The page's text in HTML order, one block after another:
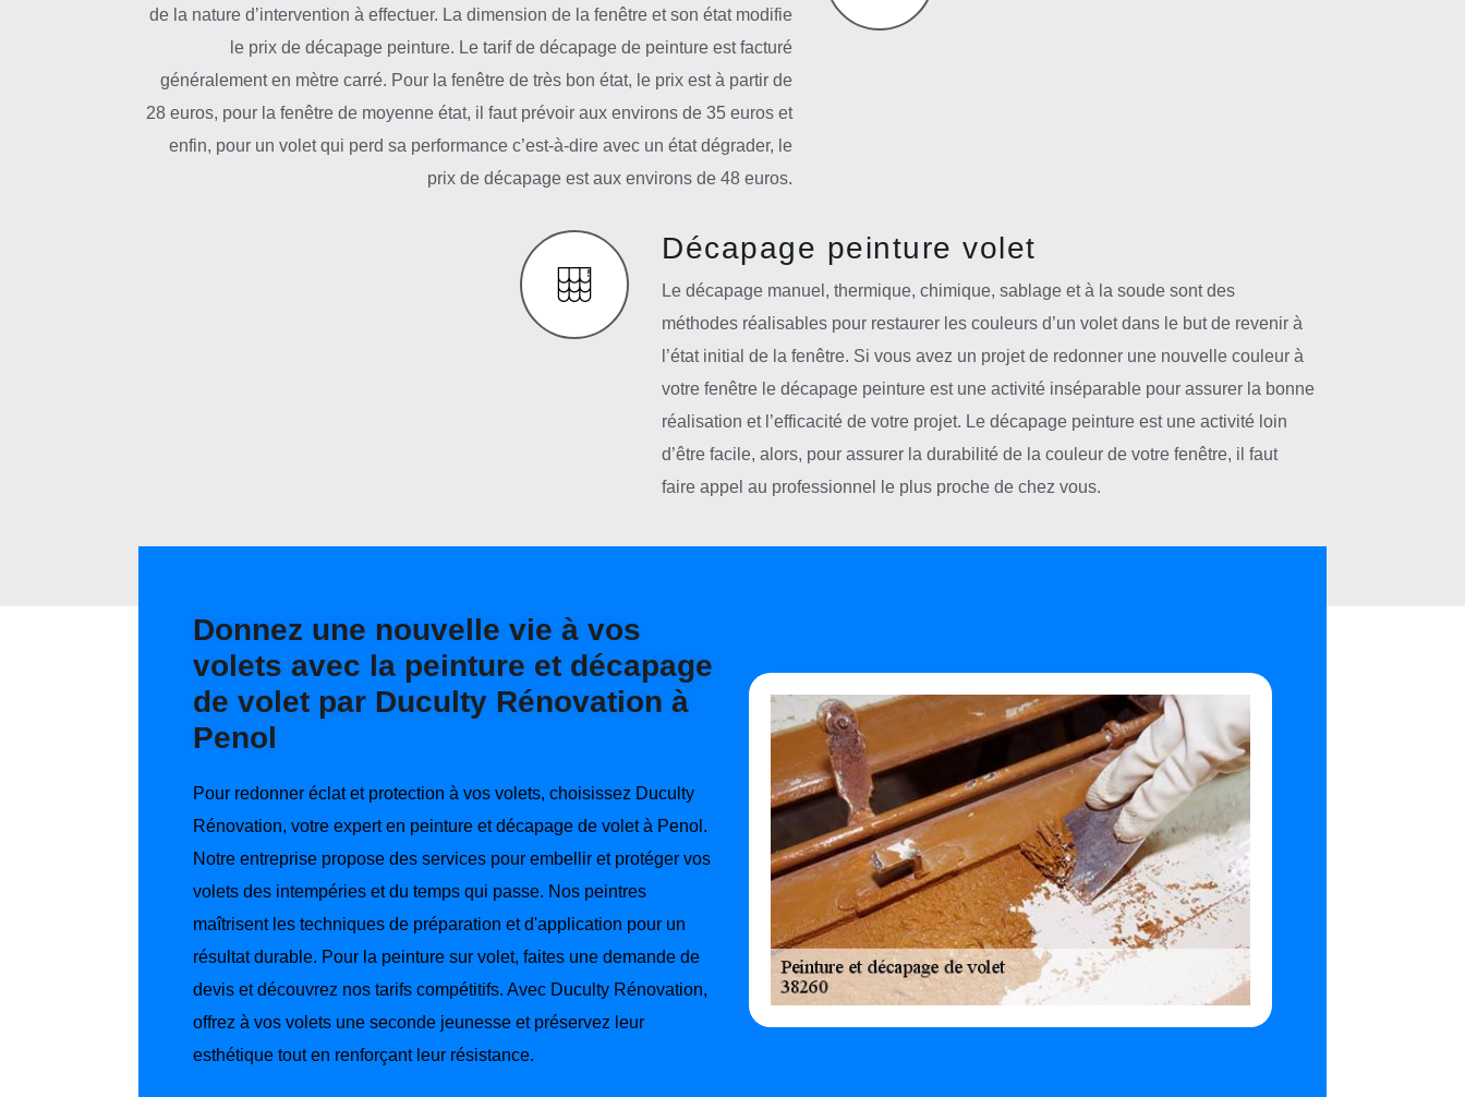
de la nature d’intervention à effectuer. La dimension de la fenêtre et son état modifie
le prix de décapage peinture. Le tarif de décapage de peinture est facturé
généralement en mètre carré. Pour la fenêtre de très bon état, le prix est à partir de
28 euros, pour la fenêtre de moyenne état, il faut prévoir aux environs de 35 euros et
enfin, pour un volet qui perd sa performance c’est-à-dire avec un état dégrader, le
prix de décapage est aux environs de 48 euros.
Décapage peinture volet
Le décapage manuel, thermique, chimique, sablage et à la soude sont des
méthodes réalisables pour restaurer les couleurs d’un volet dans le but de revenir à
l’état initial de la fenêtre. Si vous avez un projet de redonner une nouvelle couleur à
votre fenêtre le décapage peinture est une activité inséparable pour assurer la bonne
réalisation et l’efficacité de votre projet. Le décapage peinture est une activité loin
d’être facile, alors, pour assurer la durabilité de la couleur de votre fenêtre, il faut
faire appel au professionnel le plus proche de chez vous.
Donnez une nouvelle vie à vos
volets avec la peinture et décapage
de volet par Duculty Rénovation à
Penol
Pour redonner éclat et protection à vos volets, choisissez Duculty
Rénovation, votre expert en peinture et décapage de volet à Penol.
Notre entreprise propose des services pour embellir et protéger vos
volets des intempéries et du temps qui passe. Nos peintres
maîtrisent les techniques de préparation et d'application pour un
résultat durable. Pour la peinture sur volet, faites une demande de
devis et découvrez nos tarifs compétitifs. Avec Duculty Rénovation,
offrez à vos volets une seconde jeunesse et préservez leur
esthétique tout en renforçant leur résistance.